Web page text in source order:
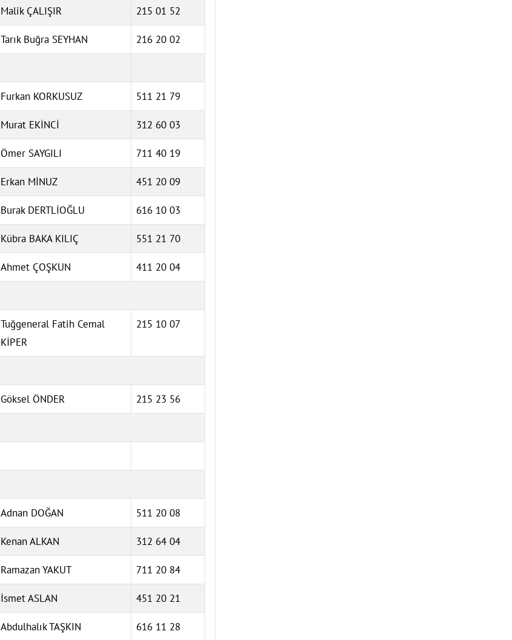
Malik ÇALIŞIR 215 01 52
Tarık Buğra SEYHAN 216 20 02
Furkan KORKUSUZ 511 21 79
Murat EKİNCİ 312 60 03
Ömer SAYGILI 711 40 19
Erkan MİNUZ 451 20 09
Burak DERTLİOĞLU 616 10 03
Kübra BAKA KILIÇ 551 21 70
Ahmet ÇOŞKUN 411 20 04
Tuğgeneral Fatih Cemal
KİPER
215 10 07
Göksel ÖNDER 215 23 56
Adnan DOĞAN 511 20 08
Kenan ALKAN 312 64 04
Ramazan YAKUT 711 20 84
İsmet ASLAN 451 20 21
Abdulhalık TAŞKIN 616 11 28